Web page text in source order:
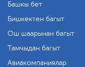
Башкы бет
Бишкектен багыт
Ош шаарынан багыт
Тамчыдан багыт
Авиакомпаниялар